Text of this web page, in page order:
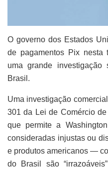
O governo dos Estados
de pagamentos Pix nesta
uma grande investigação
Brasil.
Uma investigação
301 da Lei de Comércio
que permite a
consideradas injustas ou
e produtos americanos —
do Brasil são